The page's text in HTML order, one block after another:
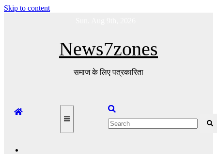
Skip to content
News7zones
समाज के लिए पत्रकारिता